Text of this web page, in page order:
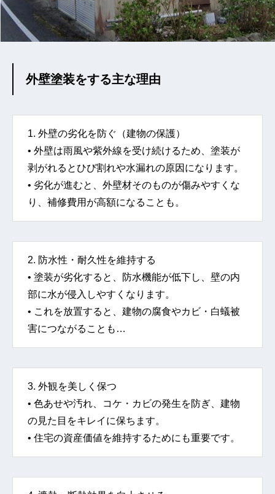
外壁塗装をする主な理由
1. 外壁の劣化を防ぐ（建物の保護）
• 外壁は雨風や紫外線を受け続けるため、塗装が
剥がれるとひび割れや水漏れの原因になります。
• 劣化が進むと、外壁材そのものが傷みやすくな
り、補修費用が高額になることも。
2. 防水性・耐久性を維持する
• 塗装が劣化すると、防水機能が低下し、壁の内
部に水が侵入しやすくなります。
• これを放置すると、建物の腐食やカビ・白蟻被
害につながることも…
3. 外観を美しく保つ
• 色あせや汚れ、コケ・カビの発生を防ぎ、建物
の見た目をキレイに保ちます。
• 住宅の資産価値を維持するためにも重要です。